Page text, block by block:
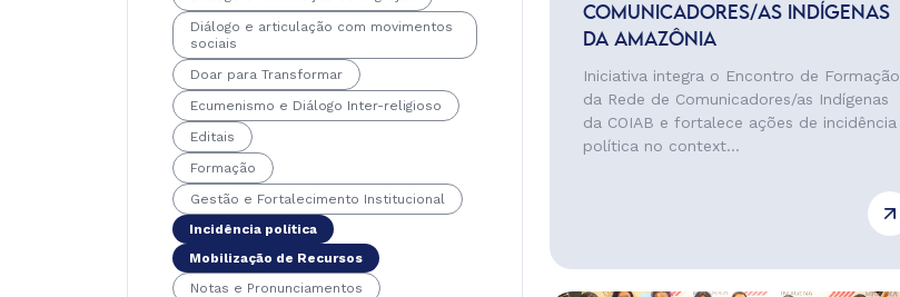
Diálogo e articulação com movimentos
sociais
Doar para Transformar
Ecumenismo e Diálogo Inter-religioso
Editais
Formação
Gestão e Fortalecimento Institucional
Incidência política
Mobilização de Recursos
Notas e Pronunciamentos
COMUNICADORES/AS INDÍGENAS
DA AMAZÔNIA
Iniciativa integra o Encontro de Formação
da Rede de Comunicadores/as Indígenas
da COIAB e fortalece ações de incidência
política no context...